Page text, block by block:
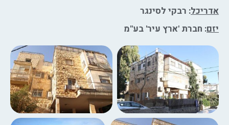
אדריכל: רבקי לסינגר
יזם: חברת 'ארץ עיר' בע"מ